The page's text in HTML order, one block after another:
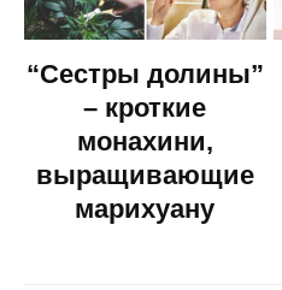
“Сестры долины”
– кроткие
монахини,
выращивающие
марихуану